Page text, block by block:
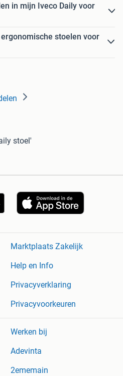
in mijn Iveco Daily voor
stoelen voor
stoel'
Marktplaats Zakelijk
Help en Info
Privacyverklaring
Privacyvoorkeuren
Werken bij
Adevinta
2ememain